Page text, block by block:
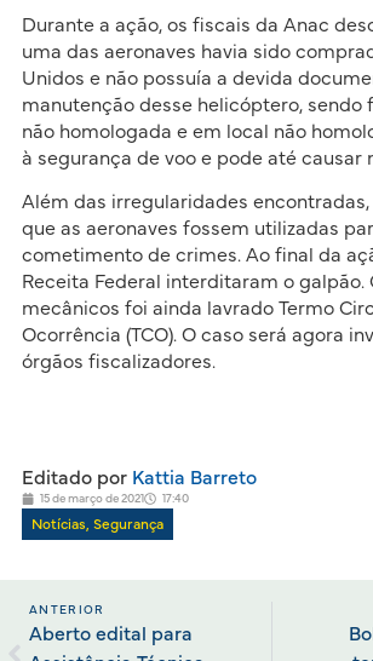
Durante a ação, os fiscais da Anac
uma das aeronaves havia sido
Unidos e não possuía a devida
manutenção desse helicóptero, sendo
não homologada e em local não
à segurança de voo e pode até causar
Além das irregularidades
que as aeronaves fossem utilizadas
cometimento de crimes. Ao final da
Receita Federal interditaram o galpão.
mecânicos foi ainda lavrado Termo
Ocorrência (TCO). O caso será agora
órgãos fiscalizadores.
Editado porKattia Barreto
15 de março de 2021 17:40
Notícias Segurança
ANTERIOR
Aberto edital para